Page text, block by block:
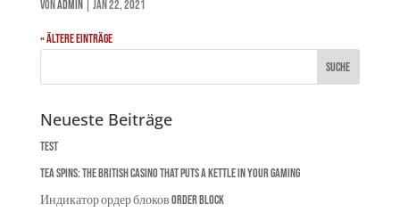
von admin Jan 22, 2021
« Ältere Einträge
Neueste Beiträge
Test
Tea Spins: The British Casino That Puts a Kettle in Your Gaming
Индикатор ордер блоков Order Block